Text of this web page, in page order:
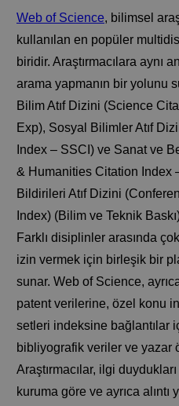
Web of Science, bilimsel
kullanılan en popüler
biridir. Araştırmacılara aynı
arama yapmanın bir yolunu
Bilim Atıf Dizini (Science
Exp), Sosyal Bilimler Atıf
Index – SSCI) ve Sanat ve
& Humanities Citation Index
Bildirileri Atıf Dizini
Index) (Bilim ve Teknik
Farklı disiplinler arasında
izin vermek için birleşik bir
sunar. Web of Science,
patent verilerine, özel konu
setleri indeksine bağlantılar
bibliyografik veriler ve yazar
Araştırmacılar, ilgi
kuruma göre ve ayrıca alıntı